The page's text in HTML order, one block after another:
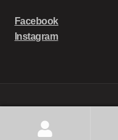
Facebook
Instagram